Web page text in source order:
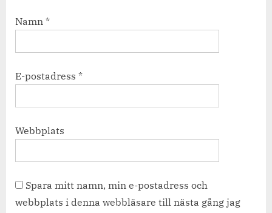
Namn *
E-postadress *
Webbplats
Spara mitt namn, min e-postadress och
webbplats i denna webbläsare till nästa gång jag